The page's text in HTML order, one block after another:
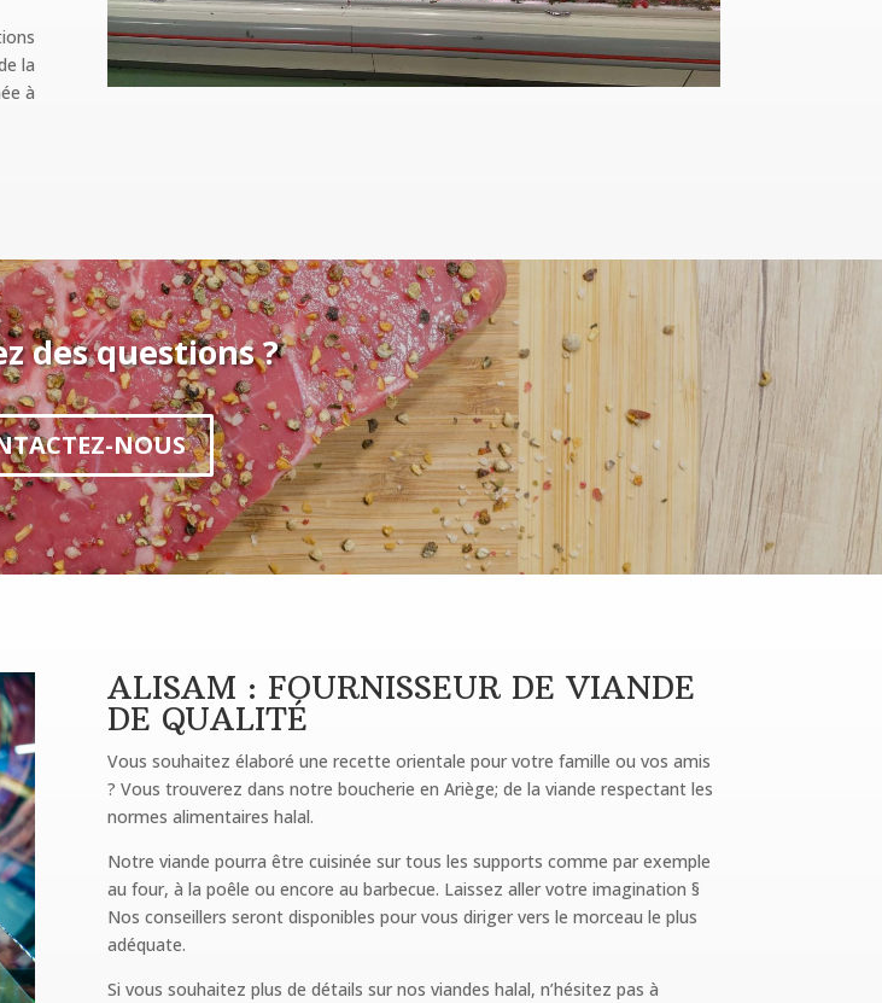
la
à
des questions ?
NOUS
ALISAM : FOURNISSEUR DE VIANDE
DE QUALITÉ
Vous souhaitez élaboré une recette orientale pour votre famille ou vos amis
? Vous trouverez dans notre boucherie en Ariège; de la viande respectant les
normes alimentaires halal.
Notre viande pourra être cuisinée sur tous les supports comme par exemple
au four, à la poêle ou encore au barbecue. Laissez aller votre imagination §
Nos conseillers seront disponibles pour vous diriger vers le morceau le plus
adéquate.
Si vous souhaitez plus de détails sur nos viandes halal, n’hésitez pas à